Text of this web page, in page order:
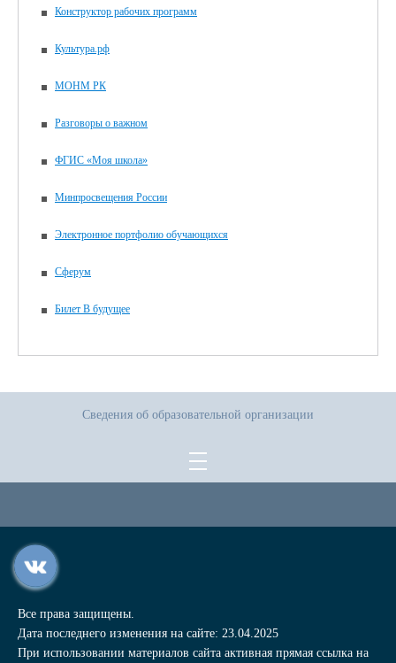
Конструктор рабочих программ
Культура.рф
МОНМ РК
Разговоры о важном
ФГИС «Моя школа»
Минпросвещения России
Электронное портфолио обучающихся
Сферум
Билет В будущее
Сведения об образовательной организации
Все права защищены.
Дата последнего изменения на сайте: 23.04.2025
При использовании материалов сайта активная прямая ссылка на